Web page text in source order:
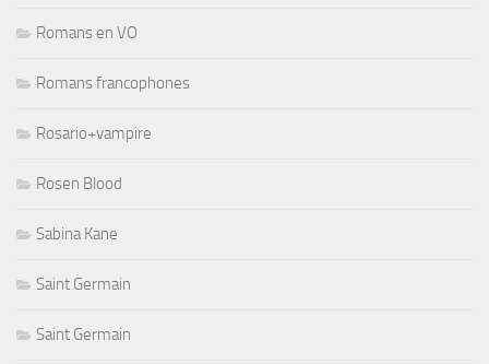
Romans en VO
Romans francophones
Rosario+vampire
Rosen Blood
Sabina Kane
Saint Germain
Saint Germain